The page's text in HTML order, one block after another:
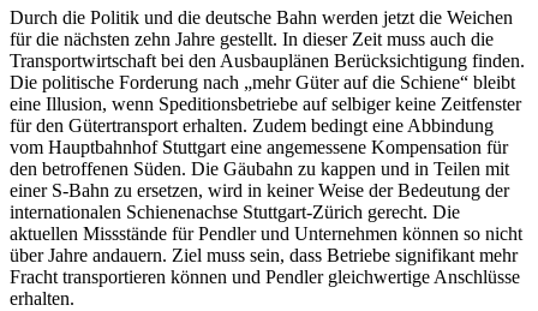
Durch die Politik und die deutsche Bahn werden jetzt die Weichen
für die nächsten zehn Jahre gestellt. In dieser Zeit muss auch die
Transportwirtschaft bei den Ausbauplänen Berücksichtigung finden.
Die politische Forderung nach „mehr Güter auf die Schiene“ bleibt
eine Illusion, wenn Speditionsbetriebe auf selbiger keine Zeitfenster
für den Gütertransport erhalten. Zudem bedingt eine Abbindung
vom Hauptbahnhof Stuttgart eine angemessene Kompensation für
den betroffenen Süden. Die Gäubahn zu kappen und in Teilen mit
einer S-Bahn zu ersetzen, wird in keiner Weise der Bedeutung der
internationalen Schienenachse Stuttgart-Zürich gerecht. Die
aktuellen Missstände für Pendler und Unternehmen können so nicht
über Jahre andauern. Ziel muss sein, dass Betriebe signifikant mehr
Fracht transportieren können und Pendler gleichwertige Anschlüsse
erhalten.